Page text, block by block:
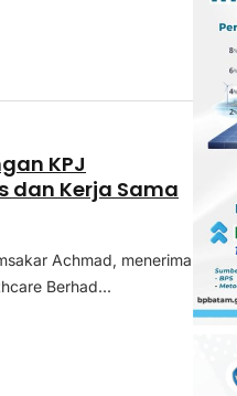
KPJ
dan Kerja Sama
Achmad, menerima
Berhad...